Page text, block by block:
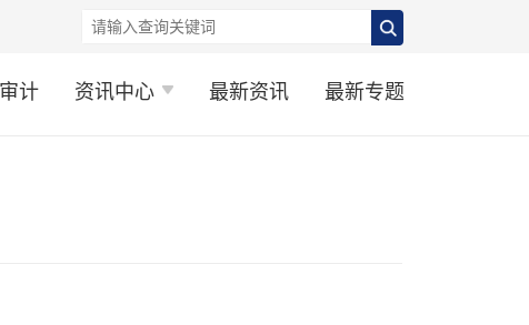
计 资讯中心 最新资讯 最新专题